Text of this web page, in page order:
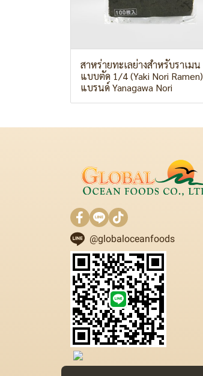
สาหร่ายทะเลย่างสำหรับราเมน
แบบตัด 1/4 (Yaki Nori Ramen)
แบรนด์ Yanagawa Nori
@globaloceanfoods